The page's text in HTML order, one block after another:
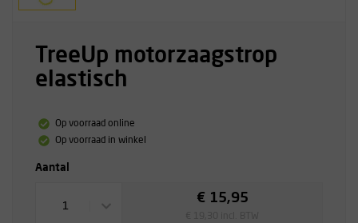
TreeUp motorzaagstrop
elastisch
Op voorraad online
Op voorraad in winkel
Aantal
1
€ 15,95